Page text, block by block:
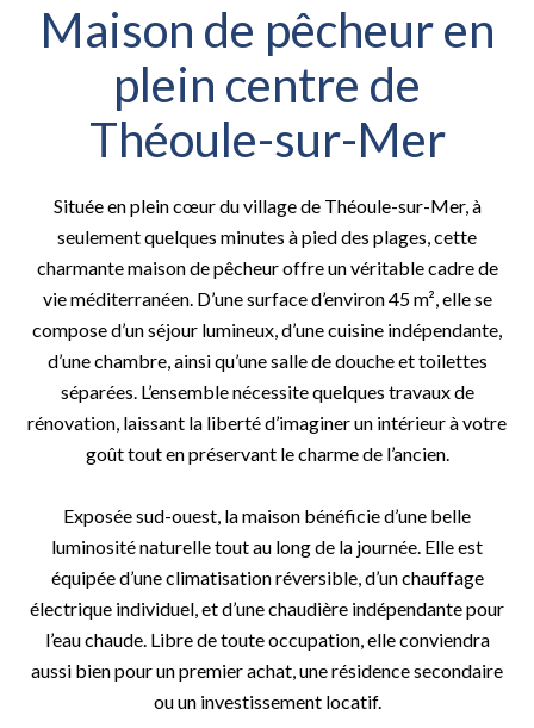
Maison de pêcheur en
plein centre de
Théoule-sur-Mer
Située en plein cœur du village de Théoule-sur-Mer, à
seulement quelques minutes à pied des plages, cette
charmante maison de pêcheur offre un véritable cadre de
vie méditerranéen. D’une surface d’environ 45 m², elle se
compose d’un séjour lumineux, d’une cuisine indépendante,
d’une chambre, ainsi qu’une salle de douche et toilettes
séparées. L’ensemble nécessite quelques travaux de
rénovation, laissant la liberté d’imaginer un intérieur à votre
goût tout en préservant le charme de l’ancien.
Exposée sud-ouest, la maison bénéficie d’une belle
luminosité naturelle tout au long de la journée. Elle est
équipée d’une climatisation réversible, d’un chauffage
électrique individuel, et d’une chaudière indépendante pour
l’eau chaude. Libre de toute occupation, elle conviendra
aussi bien pour un premier achat, une résidence secondaire
ou un investissement locatif.